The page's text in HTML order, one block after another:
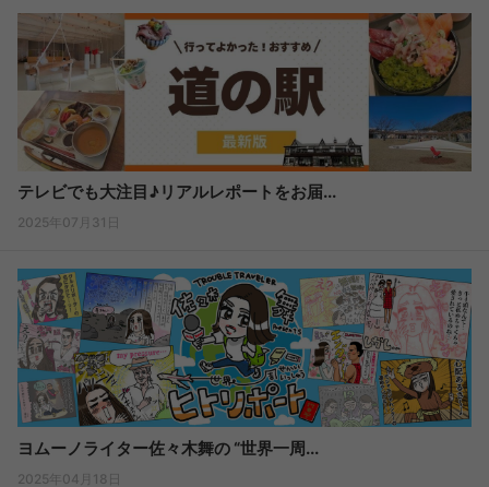
テレビでも大注目♪リアルレポートをお届...
2025年07月31日
ヨムーノライター佐々木舞の “世界一周...
2025年04月18日